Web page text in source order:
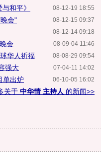
08-12-19 18:55
和平》
08-12-15 09:37
会"
08-12-14 09:18
08-09-04 11:46
会
08-08-29 09:54
华人祈福
07-04-11 14:02
强大
06-10-05 16:02
单出炉
关于 中华情 主持人 的新闻>>